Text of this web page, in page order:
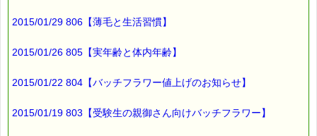
2015/01/29 806【薄毛と生活習慣】
2015/01/26 805【実年齢と体内年齢】
2015/01/22 804【バッチフラワー値上げのお知らせ】
2015/01/19 803【受験生の親御さん向けバッチフラワー】